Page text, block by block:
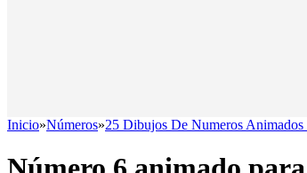
Inicio»Números»25 Dibujos De Numeros Animados